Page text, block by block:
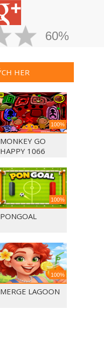
60%
HER
100%
MONKEY GO
HAPPY 1066
100%
PONGOAL
100%
MERGE LAGOON